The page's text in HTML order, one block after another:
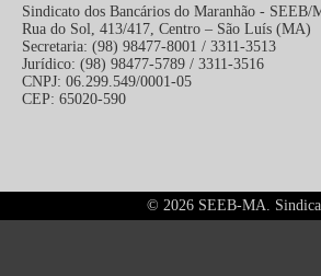
Sindicato dos Bancários do Maranhão - SEEB/
Rua do Sol, 413/417, Centro – São Luís (MA)
Secretaria: (98) 98477-8001 / 3311-3513
Jurídico: (98) 98477-5789 / 3311-3516
CNPJ: 06.299.549/0001-05
CEP: 65020-590
© 2026 SEEB-MA.